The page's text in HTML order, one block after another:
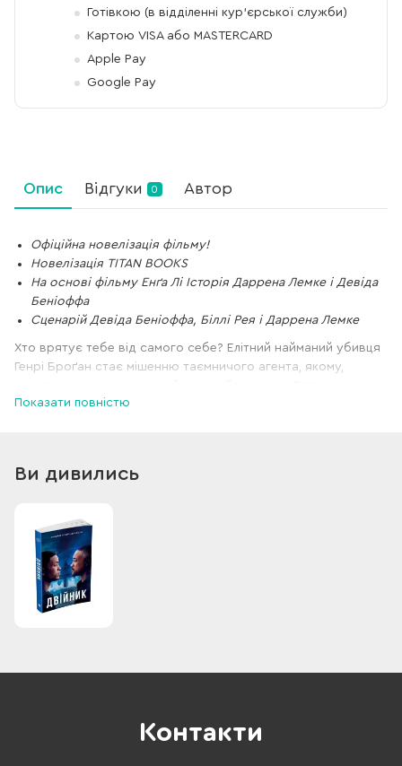
Готівкою (в відділенні кур'єрської служби)
Картою VISA або MASTERCARD
Apple Pay
Google Pay
Опис Відгуки 0 Автор
Офіційна новелізація фільму!
Новелізація TITAN BOOKS
На основі фільму Енґа Лі Історія Даррена Лемке і Девіда
Беніоффа
Сценарій Девіда Беніоффа, Біллі Рея і Даррена Лемке
Хто врятує тебе від самого себе? Елітний найманий убивця
Генрі Броґан стає мішенню таємничого агента, якому,
Генрі з жахом виявляє, що на нього полює його молодший,
технології майбутнього ближчі, ніж ми думаємо - але чи
по-справжньому людському? Переклад книги "Двійник"
уперше опублікованої 2019 року, видано за угодою з TITAN
PUBLISHING GROUP LTD.
Офіційна новелізація довгоочікуваного блокбастера
"Двійник" від багаторазового лауреата премії "Оскар" Енґа
Лі ("Життя Пі", "Горбата гора", "Тигр, що підкрадається,
Показати повністю
Ви дивились
Контакти